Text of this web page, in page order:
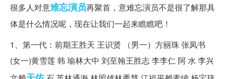
很多人对意难忘演员再聚首，意难忘演员不是很了解那具
体是什么情况呢，现在让我们一起来瞧瞧吧！
1、第一代：前期王胜天 王识贤 （男一）方丽珠 张凤书
(女一)黄雪莲 韩 瑜林大中 刘至翰王胜志 李李仁 阿 水 李兴